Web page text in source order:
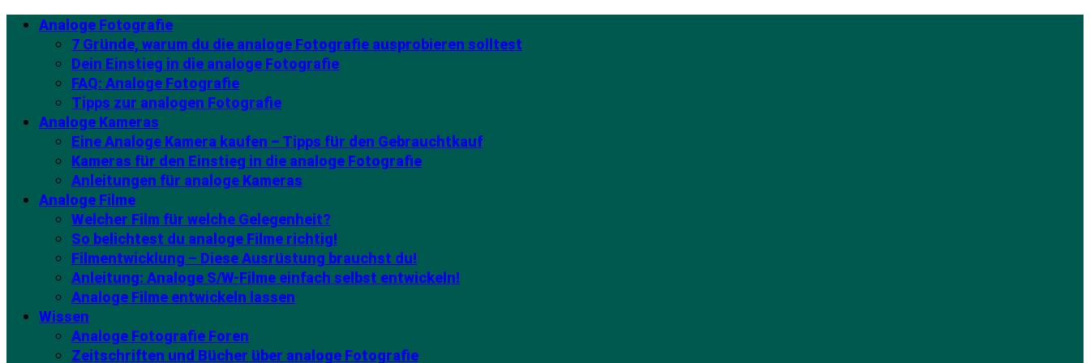
Analoge Fotografie
7 Gründe, warum du die analoge Fotografie ausprobieren solltest
Dein Einstieg in die analoge Fotografie
FAQ: Analoge Fotografie
Tipps zur analogen Fotografie
Analoge Kameras
Eine Analoge Kamera kaufen – Tipps für den Gebrauchtkauf
Kameras für den Einstieg in die analoge Fotografie
Anleitungen für analoge Kameras
Analoge Filme
Welcher Film für welche Gelegenheit?
So belichtest du analoge Filme richtig!
Filmentwicklung – Diese Ausrüstung brauchst du!
Anleitung: Analoge S/W-Filme einfach selbst entwickeln!
Analoge Filme entwickeln lassen
Wissen
Analoge Fotografie Foren
Zeitschriften und Bücher über analoge Fotografie